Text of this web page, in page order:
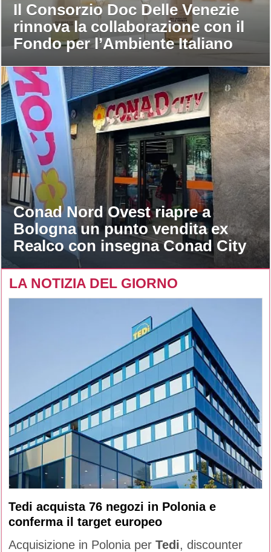
Il Consorzio Doc Delle Venezie
rinnova la collaborazione con il
Fondo per l’Ambiente Italiano
Conad Nord Ovest riapre a
Bologna un punto vendita ex
Realco con insegna Conad City
LA NOTIZIA DEL GIORNO
Tedi acquista 76 negozi in Polonia e
conferma il target europeo
Acquisizione in Polonia per Tedi, discounter